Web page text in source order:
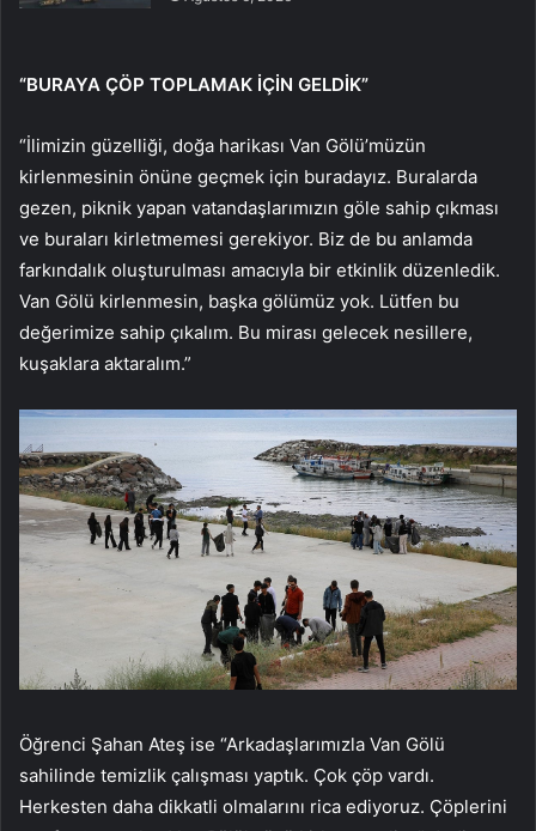
“BURAYA ÇÖP TOPLAMAK İÇİN GELDİK”
“İlimizin güzelliği, doğa harikası Van Gölü’müzün
kirlenmesinin önüne geçmek için buradayız. Buralarda
gezen, piknik yapan vatandaşlarımızın göle sahip çıkması
ve buraları kirletmemesi gerekiyor. Biz de bu anlamda
farkındalık oluşturulması amacıyla bir etkinlik düzenledik.
Van Gölü kirlenmesin, başka gölümüz yok. Lütfen bu
değerimize sahip çıkalım. Bu mirası gelecek nesillere,
kuşaklara aktaralım.”
Öğrenci Şahan Ateş ise “Arkadaşlarımızla Van Gölü
sahilinde temizlik çalışması yaptık. Çok çöp vardı.
Herkesten daha dikkatli olmalarını rica ediyoruz. Çöplerini